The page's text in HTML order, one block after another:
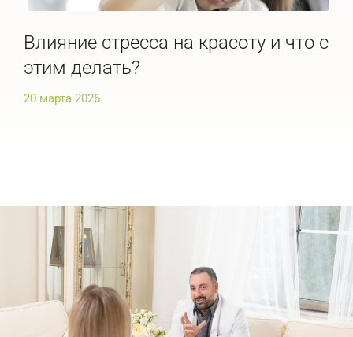
Влияние стресса на красоту и что с
этим делать?
20 марта 2026